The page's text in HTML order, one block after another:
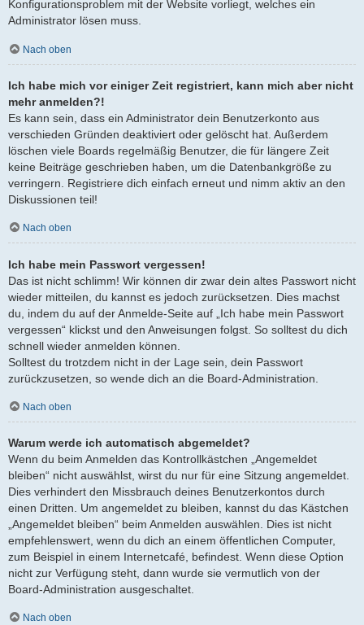
Konfigurationsproblem mit der Website vorliegt, welches ein
Administrator lösen muss.
Nach oben
Ich habe mich vor einiger Zeit registriert, kann mich aber nicht
mehr anmelden?!
Es kann sein, dass ein Administrator dein Benutzerkonto aus
verschieden Gründen deaktiviert oder gelöscht hat. Außerdem
löschen viele Boards regelmäßig Benutzer, die für längere Zeit
keine Beiträge geschrieben haben, um die Datenbankgröße zu
verringern. Registriere dich einfach erneut und nimm aktiv an den
Diskussionen teil!
Nach oben
Ich habe mein Passwort vergessen!
Das ist nicht schlimm! Wir können dir zwar dein altes Passwort nicht
wieder mitteilen, du kannst es jedoch zurücksetzen. Dies machst
du, indem du auf der Anmelde-Seite auf „Ich habe mein Passwort
vergessen“ klickst und den Anweisungen folgst. So solltest du dich
schnell wieder anmelden können.
Solltest du trotzdem nicht in der Lage sein, dein Passwort
zurückzusetzen, so wende dich an die Board-Administration.
Nach oben
Warum werde ich automatisch abgemeldet?
Wenn du beim Anmelden das Kontrollkästchen „Angemeldet
bleiben“ nicht auswählst, wirst du nur für eine Sitzung angemeldet.
Dies verhindert den Missbrauch deines Benutzerkontos durch
einen Dritten. Um angemeldet zu bleiben, kannst du das Kästchen
„Angemeldet bleiben“ beim Anmelden auswählen. Dies ist nicht
empfehlenswert, wenn du dich an einem öffentlichen Computer,
zum Beispiel in einem Internetcafé, befindest. Wenn diese Option
nicht zur Verfügung steht, dann wurde sie vermutlich von der
Board-Administration ausgeschaltet.
Nach oben